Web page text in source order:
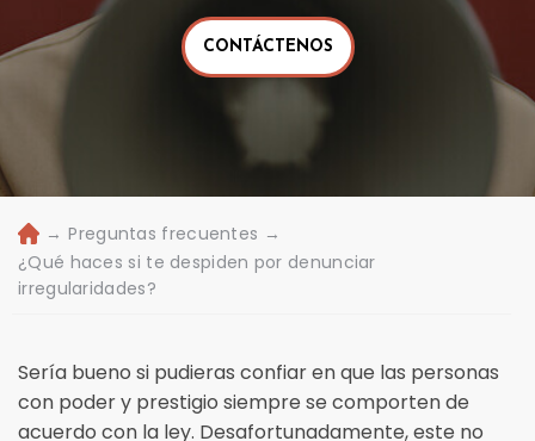
CONTÁCTENOS
Ini
ci
o
→ Preguntas frecuentes →
¿Qué haces si te despiden por denunciar
irregularidades?
Sería bueno si pudieras confiar en que las personas
con poder y prestigio siempre se comporten de
acuerdo con la ley. Desafortunadamente, este no